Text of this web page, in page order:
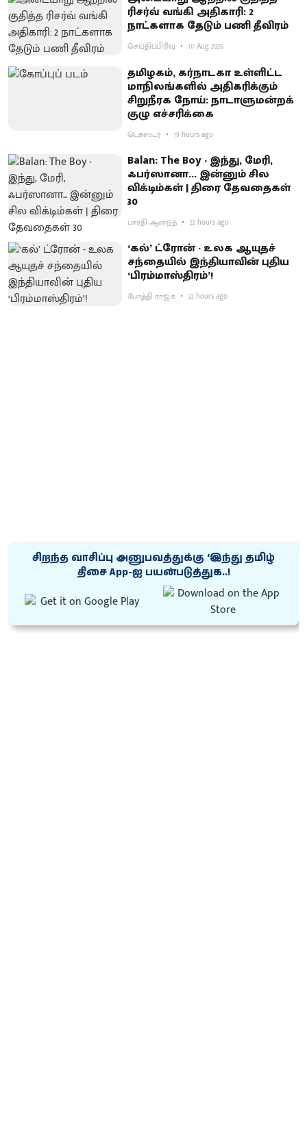
ரிசர்வ் வங்கி அதிகாரி: 2
நாட்களாக தேடும் பணி தீவிரம்
செய்திப்பிரிவு 07 Aug 2026
தமிழகம், கர்நாடகா உள்ளிட்ட
மாநிலங்களில் அதிகரிக்கும்
சிறுநீரக நோய்: நாடாளுமன்றக்
குழு எச்சரிக்கை
டெக்ஸ்டர் 19 hours ago
Balan: The Boy - இந்து, மேரி,
ஃபர்ஸானா... இன்னும் சில
விக்டிம்கள் | திரை தேவதைகள்
30
பாரதி ஆனந்த் 22 hours ago
‘கல்’ ட்ரோன் - உலக ஆயுதச்
சந்தையில் இந்தியாவின் புதிய
‘பிரம்மாஸ்திரம்’!
போத்தி ராஜ்.க 22 hours ago
சிறந்த வாசிப்பு அனுபவத்துக்கு ‘இந்து தமிழ்
திசை App-ஐ பயன்படுத்துக..!